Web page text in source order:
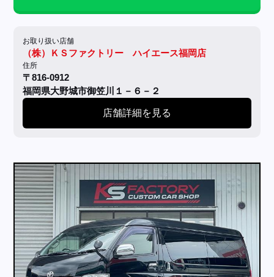
お取り扱い店舗
（株）ＫＳファクトリー ハイエース福岡店
住所
〒816-0912
福岡県大野城市御笠川１－６－２
店舗詳細を見る